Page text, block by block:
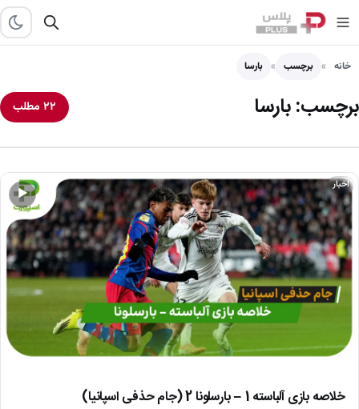
خانه برچسب بارسا
برچسب:بارسا ۲۲ مطلب
▶
اخبار
خلاصه بازی آلباسته 1 – بارسلونا 2 (جام حذفی اسپانیا)